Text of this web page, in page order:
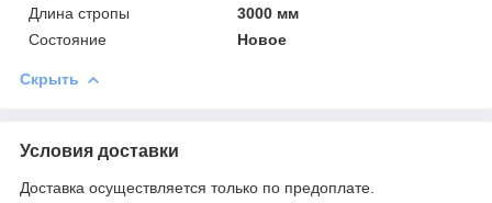
Длина стропы
3000 мм
Состояние
Новое
Скрыть
Условия доставки
Доставка осуществляется только по предоплате.